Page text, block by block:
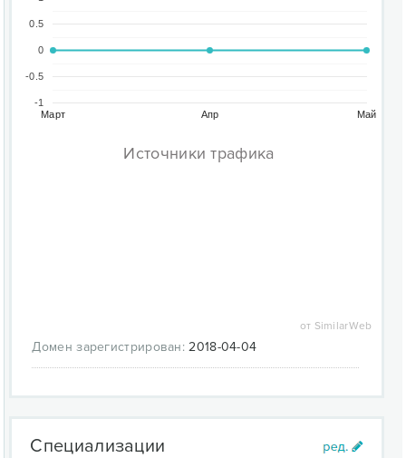
Март Апр Май
-1
-0.5
0
0.5
Источники трафика
от SimilarWeb
Домен зарегистрирован: 2018-04-04
Специализации